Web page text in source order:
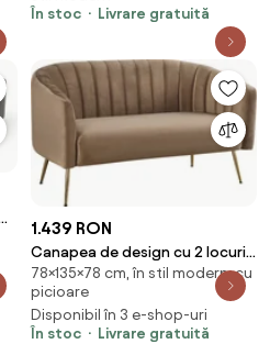
În stoc
Livrare gratuită
1.439 RON
Canapea de design cu 2 locuri,
ţesătură Velvet maro/gold
crom-auriu, BAGY
78×135×78 cm, în stil modern, cu
picioare
Disponibil în 3 e-shop-uri
În stoc
Livrare gratuită